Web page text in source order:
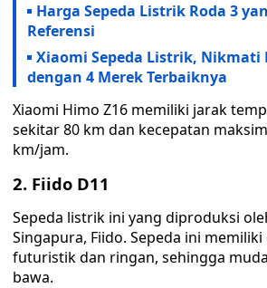
Harga Sepeda Listrik Roda 3
Referensi
Xiaomi Sepeda Listrik, Nikmati
dengan 4 Merek Terbaiknya
Xiaomi Himo Z16 memiliki jarak
sekitar 80 km dan kecepatan
km/jam.
2. Fiido D11
Sepeda listrik ini yang diproduksi
Singapura, Fiido. Sepeda ini memiliki
futuristik dan ringan, sehingga
bawa.